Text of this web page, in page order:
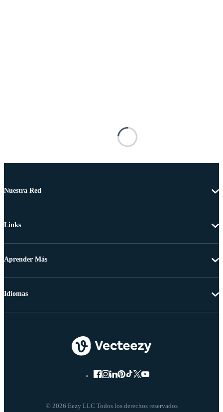
Nuestra Red
Links
Aprender Más
© 2026 Eezy LLC Todos los derechos reservados
Idiomas